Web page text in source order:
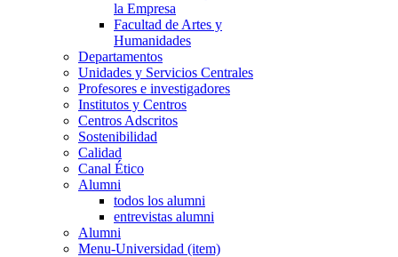
la Empresa
Facultad de Artes y
Humanidades
Departamentos
Unidades y Servicios Centrales
Profesores e investigadores
Institutos y Centros
Centros Adscritos
Sostenibilidad
Calidad
Canal Ético
Alumni
todos los alumni
entrevistas alumni
Alumni
Menu-Universidad (item)